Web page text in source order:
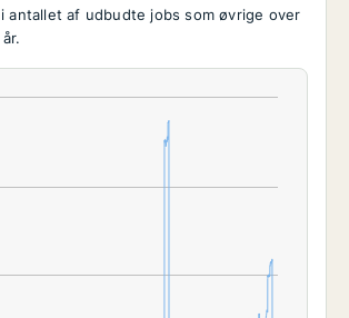
antallet af udbudte jobs som øvrige over